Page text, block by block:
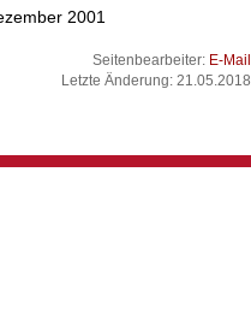
2001
Seitenbearbeiter: E-Mail
Letzte Änderung: 21.05.2018